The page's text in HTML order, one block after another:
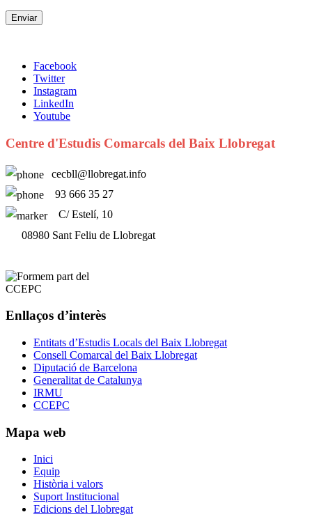
Facebook
Twitter
Instagram
LinkedIn
Youtube
Centre d'Estudis Comarcals del Baix Llobregat
cecbll@llobregat.info
93 666 35 27
C/ Estelí, 10
08980 Sant Feliu de Llobregat
Enllaços d’interès
Entitats d’Estudis Locals del Baix Llobregat
Consell Comarcal del Baix Llobregat
Diputació de Barcelona
Generalitat de Catalunya
IRMU
CCEPC
Mapa web
Inici
Equip
Història i valors
Suport Institucional
Edicions del Llobregat